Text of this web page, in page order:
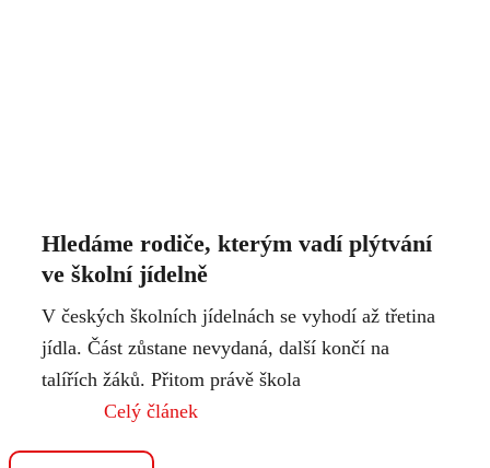
Hledáme rodiče, kterým vadí plýtvání
ve školní jídelně
V českých školních jídelnách se vyhodí až třetina
jídla. Část zůstane nevydaná, další končí na
talířích žáků. Přitom právě škola
Celý článek